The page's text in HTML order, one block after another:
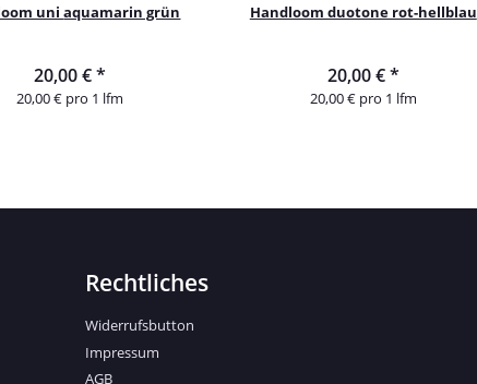
Handloom uni aquamarin grün
20,00 €*
20,00 € pro 1 lfm
Handloom duotone rot-hellblau
20,00 €*
20,00 € pro 1 lfm
Rechtliches
Widerrufsbutton
Impressum
AGB